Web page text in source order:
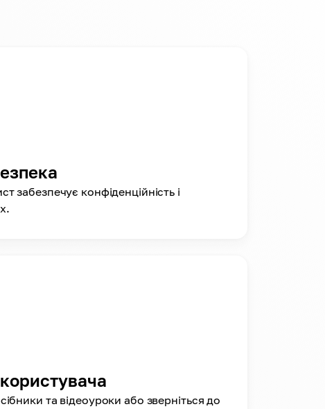
забезпечує конфіденційність і
та відеоуроки або зверніться до